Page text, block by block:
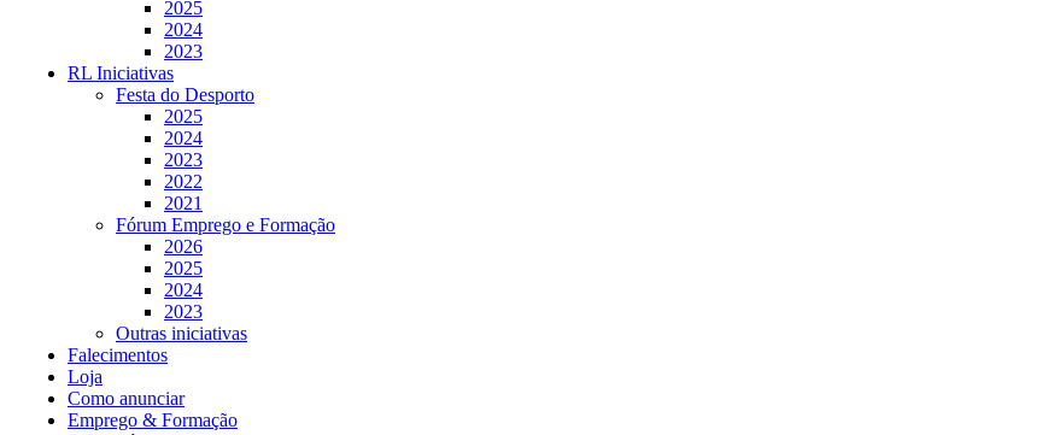
2025
2024
2023
RL Iniciativas
Festa do Desporto
2025
2024
2023
2022
2021
Fórum Emprego e Formação
2026
2025
2024
2023
Outras iniciativas
Falecimentos
Loja
Como anunciar
Emprego & Formação